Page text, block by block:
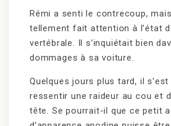
Rémi a senti le contrecoup, mais
tellement fait attention à l’état
vertébrale. Il s’inquiétait bien
dommages à sa voiture.
Quelques jours plus tard, il
ressentir une raideur au cou et
tête. Se pourrait-il que ce petit